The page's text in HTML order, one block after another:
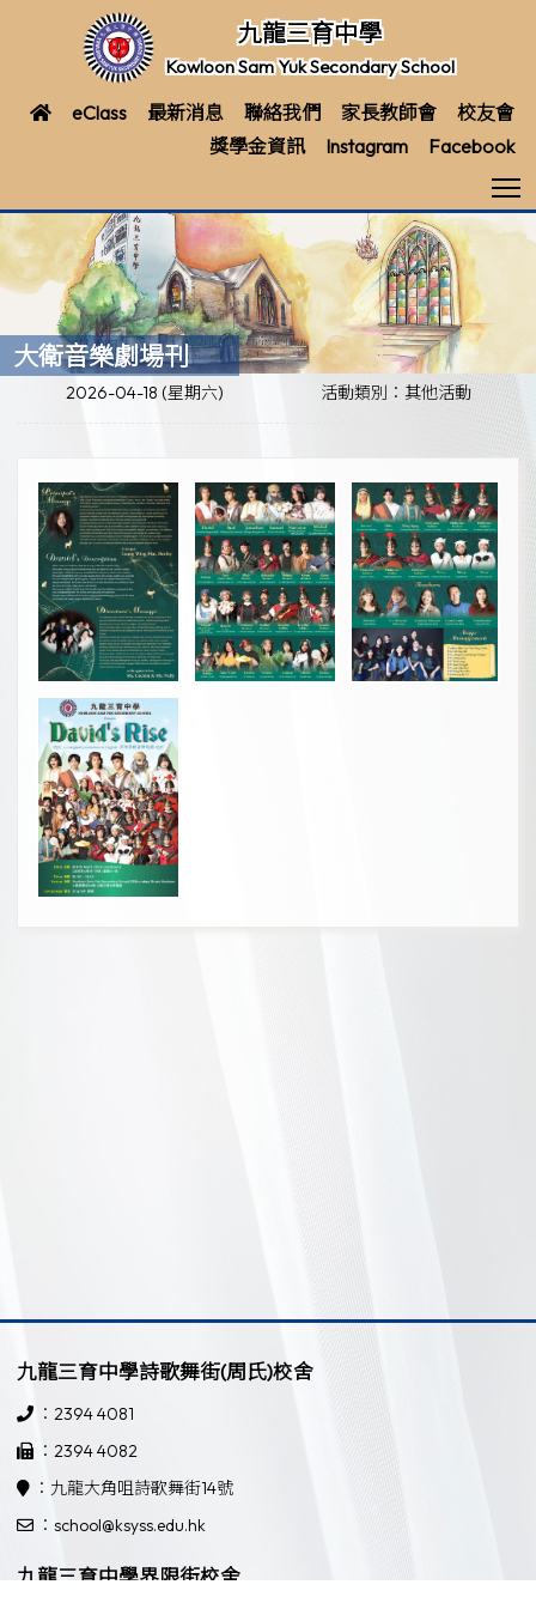
九龍三育中學
Kowloon Sam Yuk Secondary School
eClass 最新消息 聯絡我們 家長教師會
校友會
獎學金資訊
Instagram Facebook
大衛音樂劇場刊
2026-04-18 (星期六) 活動類別：其他活動
九龍三育中學詩歌舞街(周氏)校舍
：2394 4081
：2394 4082
：九龍大角咀詩歌舞街14號
：school@ksyss.edu.hk
九龍三育中學界限街校舍